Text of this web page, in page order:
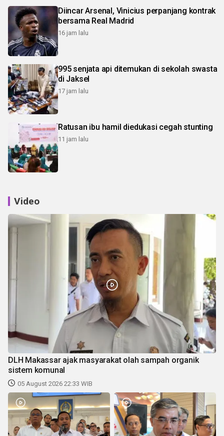
Diincar Arsenal, Vinicius perpanjang kontrak
bersama Real Madrid
16 jam lalu
995 senjata api ditemukan di sekolah swasta
di Jaksel
17 jam lalu
Ratusan ibu hamil diedukasi cegah stunting
11 jam lalu
Video
DLH Makassar ajak masyarakat olah sampah organik
sistem komunal
05 August 2026 22:33 WIB